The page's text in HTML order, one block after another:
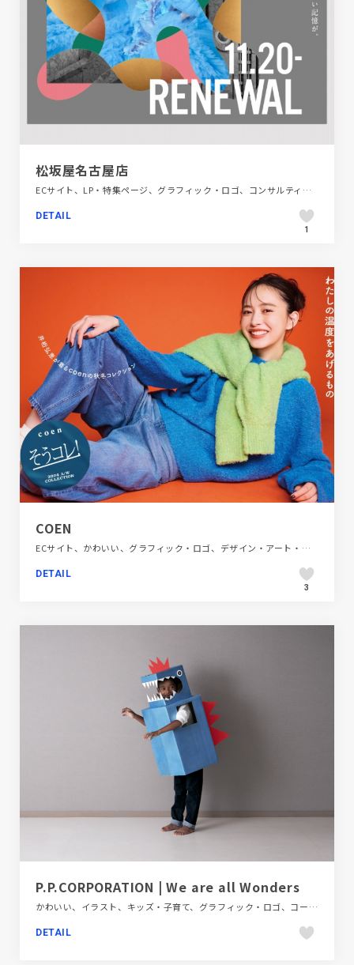
松坂屋名古屋店
ECサイト、LP・特集ページ、グラフィック・ロゴ、コンサルティング、デザイン・アート・音楽・文芸、ファッション・ビューティー、ブランド・サービスサイト、施設・店舗サイト、映像
DETAIL
1
COEN
ECサイト、かわいい、グラフィック・ロゴ、デザイン・アート・音楽・文芸、ファッション・ビューティー、ブランド・サービスサイト、ポップ、映像
DETAIL
3
P.P.CORPORATION | We are all Wonders
かわいい、イラスト、キッズ・子育て、グラフィック・ロゴ、コーポレートサイト、フラットデザイン、ポップ、レッド系、医療・ヘルスケア、地域・団体・活動、大きめ写真、教育・学校、新卒・中途採用サイト、日本テイスト、映像
DETAIL